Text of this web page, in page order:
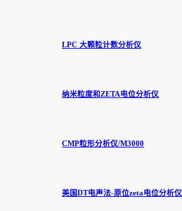
LPC 大颗粒计数分析仪
纳米粒度和ZETA电位分析仪
CMP粒形分析仪/M3000
美国DT电声法-原位zeta电位分析仪